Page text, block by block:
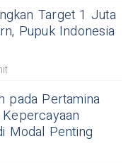
Target 1 Juta
Pupuk Indonesia
pada Pertamina
Modal Penting